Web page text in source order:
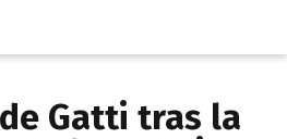
Gatti tras la